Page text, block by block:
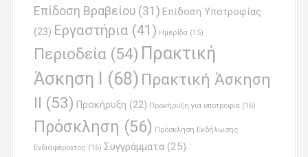
Επίδοση Βραβείου (31) Επίδοση Υποτροφίας
(23) Εργαστήρια (41) Ημερίδα (15)
Περιοδεία (54) Πρακτική
Άσκηση Ι
(68) Πρακτική Άσκηση
ΙΙ (53) Προκήρυξη (22) Προκήρυξη για υποτροφία (16)
Πρόσκληση (56) Πρόσκληση Εκδήλωσης
Ενδιαφέροντος (16) Συγγράμματα (25)